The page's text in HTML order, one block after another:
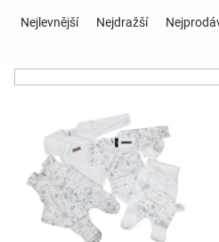
a
zábava
pro
Nejlevnější Nejdražší